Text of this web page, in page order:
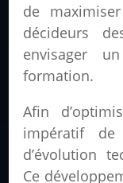
de
décideurs
envisager
formation.
Afin
impératif
d’évolution
Ce